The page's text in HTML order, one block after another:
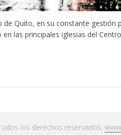
de Quito, en su constante gestión
en las principales iglesias del
los derechos reservados.